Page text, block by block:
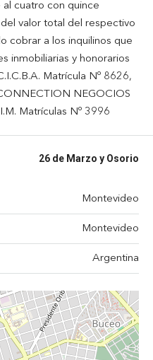
cuatro con quince
valor total del respectivo
cobrar a los inquilinos que
inmobiliarias y honorarios
Matrícula Nº 8626,
NEGOCIOS
Matrículas Nº 3996
26 de Marzo y Osorio
Montevideo
Montevideo
Argentina